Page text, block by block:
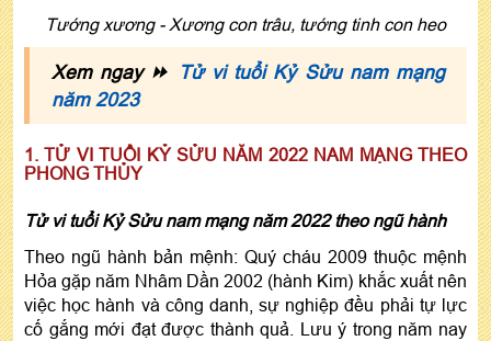
Tướng xương - Xương con trâu, tướng tinh con heo
Xem ngay ⏩
Tử vi tuổi Kỷ Sửu nam mạng
năm 2023
1. TỬ VI TUỔI KỶ SỬU NĂM 2022 NAM MẠNG THEO
PHONG THỦY
Tử vi tuổi Kỷ Sửu nam mạng năm 2022 theo ngũ hành
Theo ngũ hành bản mệnh: Quý cháu 2009 thuộc mệnh
Hỏa gặp năm Nhâm Dần 2002 (hành Kim) khắc xuất nên
việc học hành và công danh, sự nghiệp đều phải tự lực
cố gắng mới đạt được thành quả. Lưu ý trong năm nay